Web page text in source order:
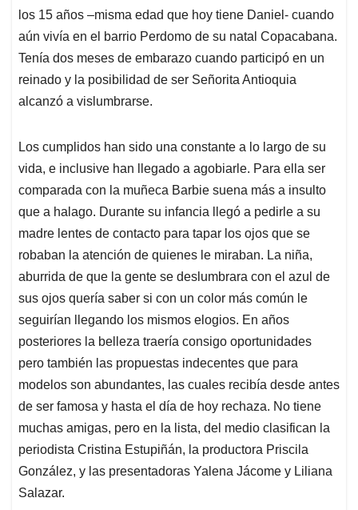
los 15 años –misma edad que hoy tiene Daniel- cuando
aún vivía en el barrio Perdomo de su natal Copacabana.
Tenía dos meses de embarazo cuando participó en un
reinado y la posibilidad de ser Señorita Antioquia
alcanzó a vislumbrarse.
Los cumplidos han sido una constante a lo largo de su
vida, e inclusive han llegado a agobiarle. Para ella ser
comparada con la muñeca Barbie suena más a insulto
que a halago. Durante su infancia llegó a pedirle a su
madre lentes de contacto para tapar los ojos que se
robaban la atención de quienes le miraban. La niña,
aburrida de que la gente se deslumbrara con el azul de
sus ojos quería saber si con un color más común le
seguirían llegando los mismos elogios. En años
posteriores la belleza traería consigo oportunidades
pero también las propuestas indecentes que para
modelos son abundantes, las cuales recibía desde antes
de ser famosa y hasta el día de hoy rechaza. No tiene
muchas amigas, pero en la lista, del medio clasifican la
periodista Cristina Estupiñán, la productora Priscila
González, y las presentadoras Yalena Jácome y Liliana
Salazar.